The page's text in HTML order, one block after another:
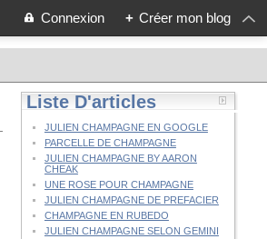
Connexion + Créer mon blog
Liste D'articles
JULIEN CHAMPAGNE EN GOOGLE
PARCELLE DE CHAMPAGNE
JULIEN CHAMPAGNE BY AARON
CHEAK
UNE ROSE POUR CHAMPAGNE
JULIEN CHAMPAGNE DE PREFACIER
CHAMPAGNE EN RUBEDO
JULIEN CHAMPAGNE SELON GEMINI